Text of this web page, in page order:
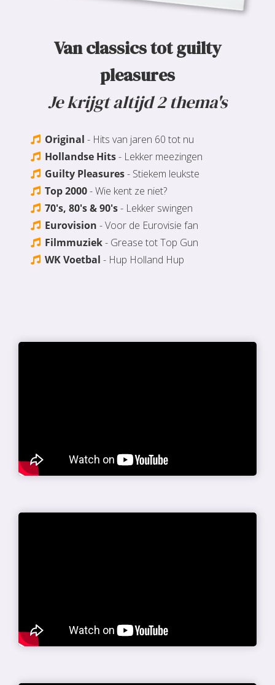
Van classics tot guilty
pleasures
Je krijgt altijd 2 thema's
Original - Hits van jaren 60 tot nu
Hollandse Hits- Lekker meezingen
Guilty Pleasures- Stiekem leukste
Top 2000- Wie kent ze niet?
70's, 80's & 90's- Lekker swingen
Eurovision - Voor de Eurovisie fan
Filmmuziek- Grease tot Top Gun
WK Voetbal - Hup Holland Hup